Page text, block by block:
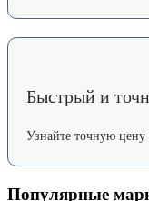
Быстрый и
Узнайте точную цену
Популярные